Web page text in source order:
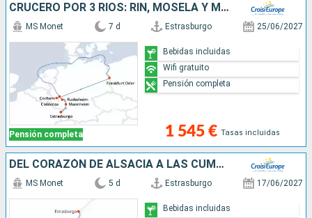
CRUCERO POR 3 RIOS: RIN, MOSELA Y MENO (FORMULA PUERTO/PUERTO)
Pensión completa
MS Monet 7 d Estrasburgo 25/06/2027
1 545 € Tasas incluidas
Bebidas incluidas
Wifi gratuito
Pensión completa
DEL CORAZÓN DE ALSACIA A LAS CUMBRES DE LOS ALPES SUIZOS (FORMULA PUERTO/PUERTO)
MS Monet 5 d Estrasburgo 17/06/2027
Bebidas incluidas